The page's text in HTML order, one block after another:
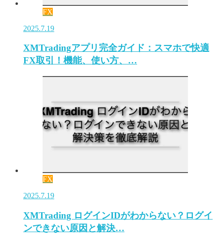
FX
2025.7.19
XMTradingアプリ完全ガイド：スマホで快適
FX取引！機能、使い方、…
FX
2025.7.19
XMTrading ログインIDがわからない？ログイ
ンできない原因と解決…